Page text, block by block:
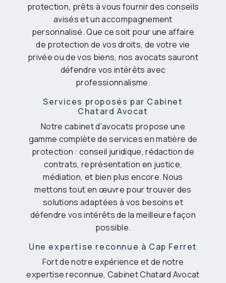
protection, prêts à vous fournir des conseils
avisés et un accompagnement
personnalisé. Que ce soit pour une affaire
de protection de vos droits, de votre vie
privée ou de vos biens, nos avocats sauront
défendre vos intérêts avec
professionnalisme.
Services proposés par Cabinet
Chatard Avocat
Notre cabinet d'avocats propose une
gamme complète de services en matière de
protection : conseil juridique, rédaction de
contrats, représentation en justice,
médiation, et bien plus encore. Nous
mettons tout en œuvre pour trouver des
solutions adaptées à vos besoins et
défendre vos intérêts de la meilleure façon
possible.
Une expertise reconnue à Cap Ferret
Fort de notre expérience et de notre
expertise reconnue, Cabinet Chatard Avocat